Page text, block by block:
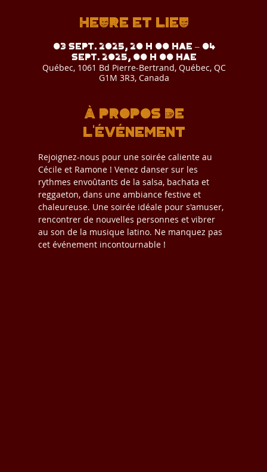
Heure et lieu
03 sept. 2025, 20 h 00 HAE – 04
sept. 2025, 00 h 00 HAE
Québec, 1061 Bd Pierre-Bertrand, Québec, QC
G1M 3R3, Canada
À propos de
l'événement
Rejoignez-nous pour une soirée caliente au
Cécile et Ramone ! Venez danser sur les
rythmes envoûtants de la salsa, bachata et
reggaeton, dans une ambiance festive et
chaleureuse. Une soirée idéale pour s'amuser,
rencontrer de nouvelles personnes et vibrer
au son de la musique latino. Ne manquez pas
cet événement incontournable !